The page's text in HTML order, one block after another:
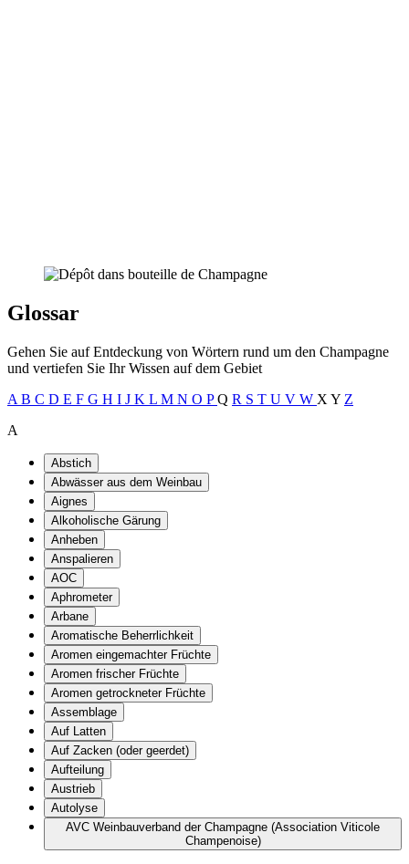
Glossar
Gehen Sie auf Entdeckung von Wörtern rund um den Champagne
und vertiefen Sie Ihr Wissen auf dem Gebiet
A B C D E F G H I J K L M N O PQ R S T U V W X Y Z
A
Abstich
Abwässer aus dem Weinbau
Aignes
Alkoholische Gärung
Anheben
Anspalieren
AOC
Aphrometer
Arbane
Aromatische Beherrlichkeit
Aromen eingemachter Früchte
Aromen frischer Früchte
Aromen getrockneter Früchte
Assemblage
Auf Latten
Auf Zacken (oder geerdet)
Aufteilung
Austrieb
Autolyse
AVC Weinbauverband der Champagne (Association Viticole
Champenoise)